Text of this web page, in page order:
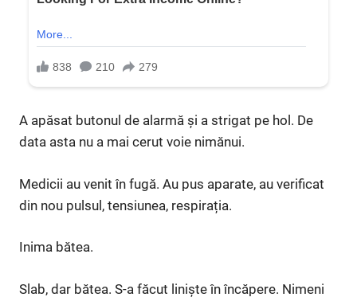
A apăsat butonul de alarmă și a strigat pe hol. De
data asta nu a mai cerut voie nimănui.
Medicii au venit în fugă. Au pus aparate, au verificat
din nou pulsul, tensiunea, respirația.
Inima bătea.
Slab, dar bătea. S-a făcut liniște în încăpere. Nimeni